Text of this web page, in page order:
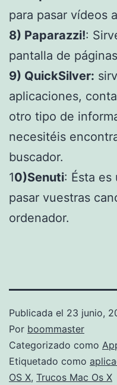
para pasar vídeos
8) Paparazzi!:
pantalla de
9) QuickSilver:
aplicaciones,
otro tipo de
necesitéis
buscador.
10)Senuti: Ésta es
pasar vuestras
ordenador.
Publicada el 23 junio,
Por boommaster
Categorizado como
Etiquetado como
OS X, Trucos Mac Os X